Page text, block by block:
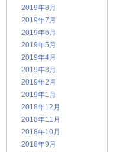
2019年8月
2019年7月
2019年6月
2019年5月
2019年4月
2019年3月
2019年2月
2019年1月
2018年12月
2018年11月
2018年10月
2018年9月